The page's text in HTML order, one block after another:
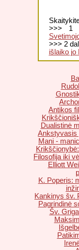
>>> 1
>>> 2
išlaiko jo
Antikos
Dualistinė
Ankstyvasis
Mani -
Filosofija iki
Elliott
K. Poperis:
Kankinys šv.
Pagrindinė
Šv.